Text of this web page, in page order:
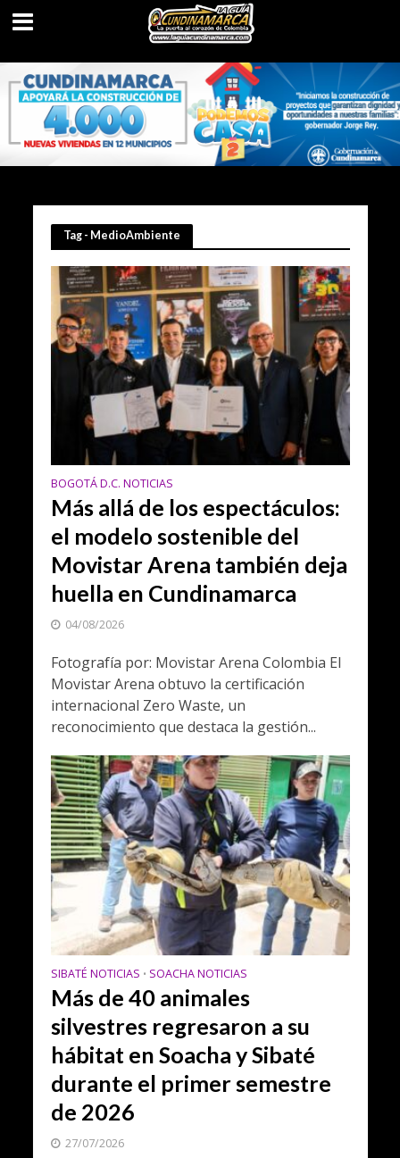
Tag - MedioAmbiente
BOGOTÁ D.C. NOTICIAS
Más allá de los espectáculos:
el modelo sostenible del
Movistar Arena también deja
huella en Cundinamarca
04/08/2026
Fotografía por: Movistar Arena Colombia El
Movistar Arena obtuvo la certificación
internacional Zero Waste, un
reconocimiento que destaca la gestión...
SIBATÉ NOTICIAS • SOACHA NOTICIAS
Más de 40 animales
silvestres regresaron a su
hábitat en Soacha y Sibaté
durante el primer semestre
de 2026
27/07/2026